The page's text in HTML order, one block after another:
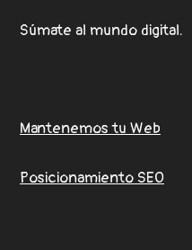
Súmate al mundo digital.
Mantenemos tu Web
Posicionamiento SEO